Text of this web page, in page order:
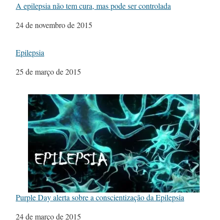
A epilepsia não tem cura, mas pode ser controlada
Data
24 de novembro de 2015
Epilepsia
Data
25 de março de 2015
Purple Day alerta sobre a conscientização da Epilepsia
Data
24 de março de 2015